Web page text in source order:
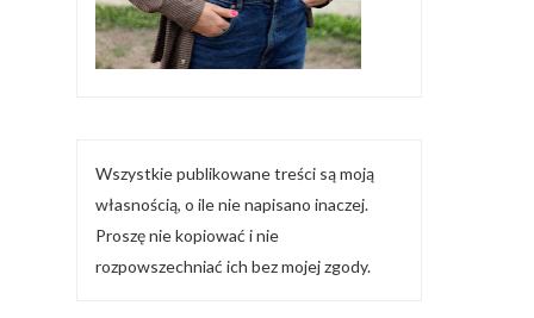
Wszystkie publikowane treści są moją
własnością, o ile nie napisano inaczej.
Proszę nie kopiować i nie
rozpowszechniać ich bez mojej zgody.